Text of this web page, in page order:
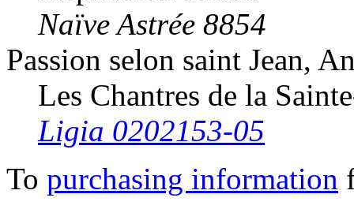
Naïve Astrée 8854
Passion selon saint Jean,
Les Chantres de la
Ligia 0202153-05
To purchasing information